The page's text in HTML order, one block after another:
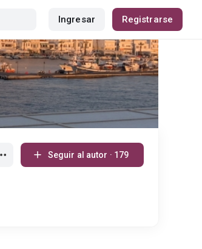
Ingresar Registrarse
Seguir al autor · 179